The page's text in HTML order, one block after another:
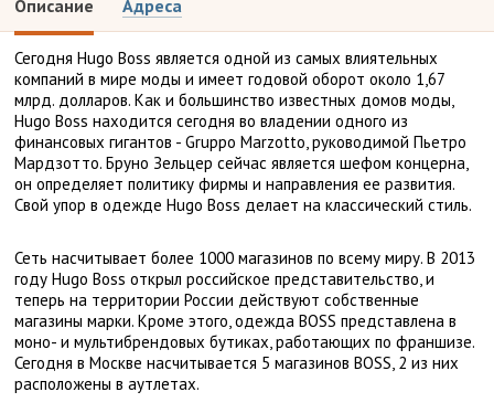
Описание Адреса
Сегодня Hugo Boss является одной из самых влиятельных
компаний в мире моды и имеет годовой оборот около 1,67
млрд. долларов. Как и большинство известных домов моды,
Hugo Boss находится сегодня во владении одного из
финансовых гигантов - Gruppo Marzotto, руководимой Пьетро
Мардзотто. Бруно Зельцер сейчас является шефом концерна,
он определяет политику фирмы и направления ее развития.
Свой упор в одежде Hugo Boss делает на классический стиль.
Сеть насчитывает более 1000 магазинов по всему миру. В 2013
году Hugo Boss открыл российское представительство, и
теперь на территории России действуют собственные
магазины марки. Кроме этого, одежда BOSS представлена в
моно- и мультибрендовых бутиках, работающих по франшизе.
Сегодня в Москве насчитывается 5 магазинов BOSS, 2 из них
расположены в аутлетах.